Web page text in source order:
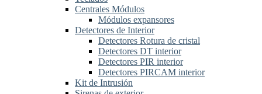
Centrales Módulos
Módulos expansores
Detectores de Interior
Detectores Rotura de cristal
Detectores DT interior
Detectores PIR interior
Detectores PIRCAM interior
Kit de Intrusión